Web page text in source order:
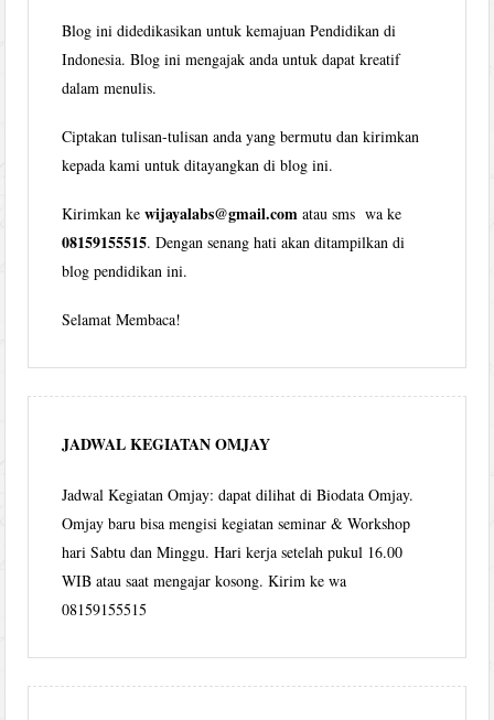
Blog ini didedikasikan untuk kemajuan Pendidikan di
Indonesia. Blog ini mengajak anda untuk dapat kreatif
dalam menulis.
Ciptakan tulisan-tulisan anda yang bermutu dan kirimkan
kepada kami untuk ditayangkan di blog ini.
Kirimkan kewijayalabs@gmail.com atau sms wa ke
08159155515. Dengan senang hati akan ditampilkan di
blog pendidikan ini.
Selamat Membaca!
JADWAL KEGIATAN OMJAY
Jadwal Kegiatan Omjay: dapat dilihat di Biodata Omjay.
Omjay baru bisa mengisi kegiatan seminar & Workshop
hari Sabtu dan Minggu. Hari kerja setelah pukul 16.00
WIB atau saat mengajar kosong. Kirim ke wa
08159155515